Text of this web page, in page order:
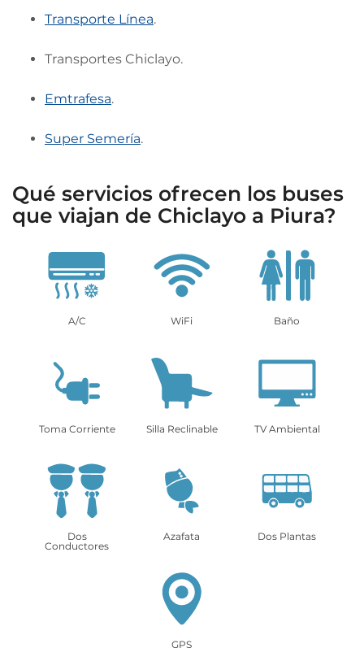
Transporte Línea.
Transportes Chiclayo.
Emtrafesa.
Super Semería.
Qué servicios ofrecen los buses
que viajan de Chiclayo a Piura?
A/C WiFi Baño
Toma Corriente Silla Reclinable TV Ambiental
Dos
Conductores
Azafata Dos Plantas
GPS